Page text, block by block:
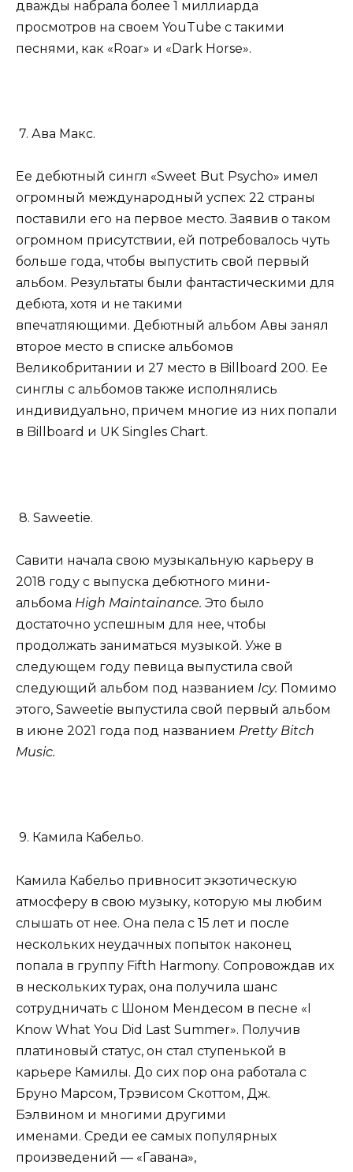
дважды набрала более 1 миллиарда
просмотров на своем YouTube с такими
песнями, как «Roar» и «Dark Horse».
7. Ава Макс.
Ее дебютный сингл «Sweet But Psycho» имел
огромный международный успех: 22 страны
поставили его на первое место. Заявив о таком
огромном присутствии, ей потребовалось чуть
больше года, чтобы выпустить свой первый
альбом. Результаты были фантастическими для
дебюта, хотя и не такими
впечатляющими. Дебютный альбом Авы занял
второе место в списке альбомов
Великобритании и 27 место в Billboard 200. Ее
синглы с альбомов также исполнялись
индивидуально, причем многие из них попали
в Billboard и UK Singles Chart.
8. Saweetie.
Савити начала свою музыкальную карьеру в
2018 году с выпуска дебютного мини-
альбома High Maintainance. Это было
достаточно успешным для нее, чтобы
продолжать заниматься музыкой. Уже в
следующем году певица выпустила свой
следующий альбом под названием Icy. Помимо
этого, Saweetie выпустила свой первый альбом
в июне 2021 года под названием Pretty Bitch
Music.
9. Камила Кабельо.
Камила Кабельо привносит экзотическую
атмосферу в свою музыку, которую мы любим
слышать от нее. Она пела с 15 лет и после
нескольких неудачных попыток наконец
попала в группу Fifth Harmony. Сопровождав их
в нескольких турах, она получила шанс
сотрудничать с Шоном Мендесом в песне «I
Know What You Did Last Summer». Получив
платиновый статус, он стал ступенькой в ​​
карьере Камилы. До сих пор она работала с
Бруно Марсом, Трэвисом Скоттом, Дж.
Бэлвином и многими другими
именами. Среди ее самых популярных
произведений — «Гавана»,